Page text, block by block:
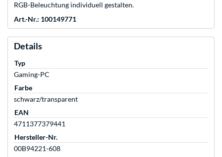
RGB-Beleuchtung individuell gestalten.
Art.-Nr.: 100149771
Details
Typ
Gaming-PC
Farbe
schwarz/transparent
EAN
4711377379441
Hersteller-Nr.
00B94221-608